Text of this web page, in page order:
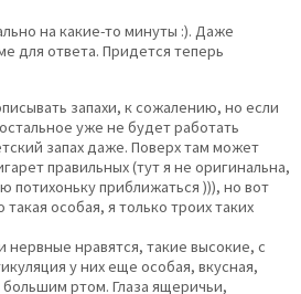
на какие-то минуты :). Даже
для ответа. Придется теперь
запахи, к сожалению, но если
уже не будет работать
запах даже. Поверх там может
правильных (тут я не оригинальна,
потихоньку приближаться ))), но вот
особая, я только троих таких
нервные нравятся, такие высокие, с
у них еще особая, вкусная,
ртом. Глаза ящеричьи,